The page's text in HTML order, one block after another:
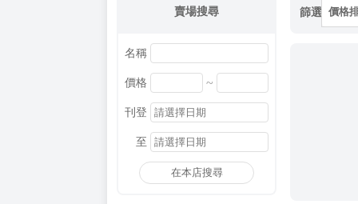
賣場搜尋
名稱
價格 ~
刊登
至
在本店搜尋
篩選 價格